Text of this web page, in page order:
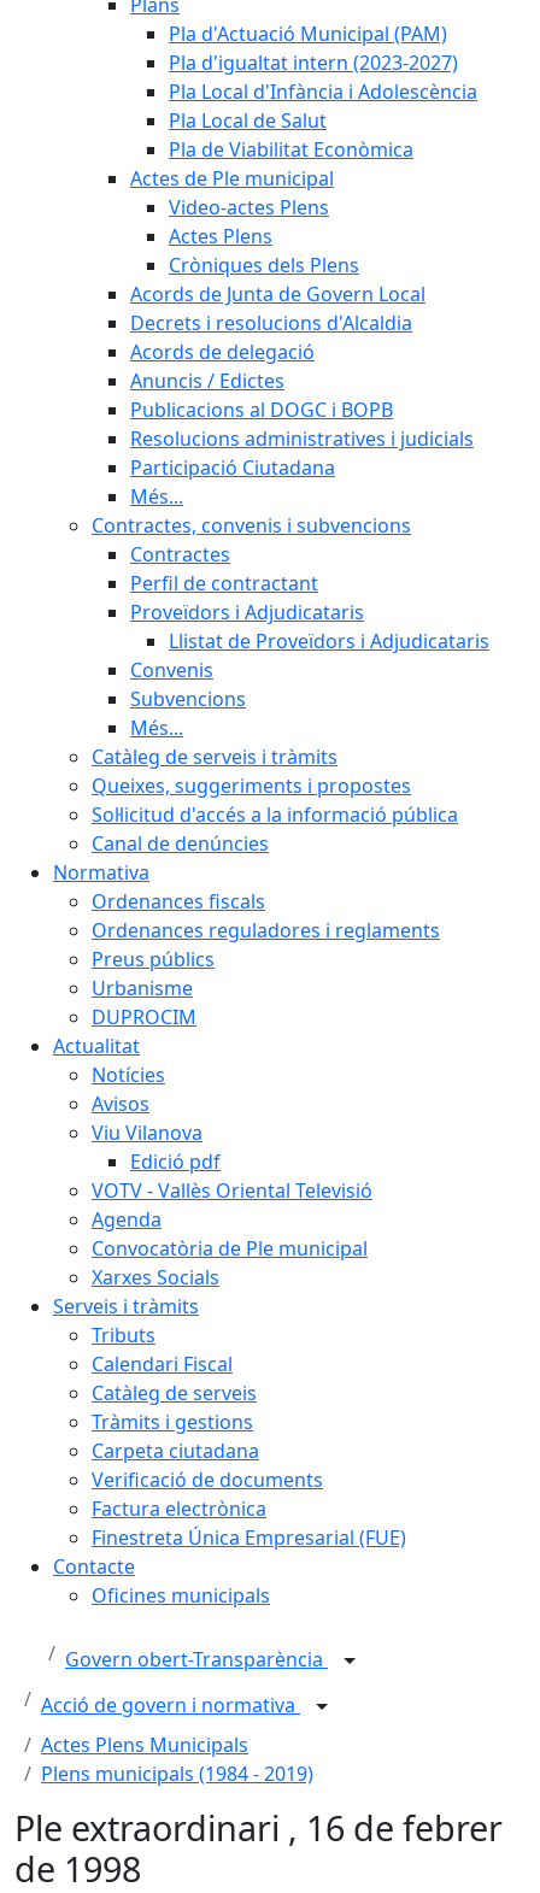
Pla d'Actuació Municipal (PAM)
Pla d'igualtat intern (2023-2027)
Pla Local d'Infància i Adolescència
Pla Local de Salut
Pla de Viabilitat Econòmica
Actes de Ple municipal
Video-actes Plens
Actes Plens
Cròniques dels Plens
Acords de Junta de Govern Local
Decrets i resolucions d'Alcaldia
Acords de delegació
Anuncis / Edictes
Publicacions al DOGC i BOPB
Resolucions administratives i judicials
Participació Ciutadana
Més...
Contractes, convenis i subvencions
Contractes
Perfil de contractant
Proveïdors i Adjudicataris
Llistat de Proveïdors i Adjudicataris
Convenis
Subvencions
Més...
Catàleg de serveis i tràmits
Queixes, suggeriments i propostes
Sol·licitud d'accés a la informació pública
Canal de denúncies
Normativa
Ordenances fiscals
Ordenances reguladores i reglaments
Preus públics
Urbanisme
DUPROCIM
Actualitat
Notícies
Avisos
Viu Vilanova
Edició pdf
VOTV - Vallès Oriental Televisió
Agenda
Convocatòria de Ple municipal
Xarxes Socials
Serveis i tràmits
Tributs
Calendari Fiscal
Catàleg de serveis
Tràmits i gestions
Carpeta ciutadana
Verificació de documents
Factura electrònica
Finestreta Única Empresarial (FUE)
Contacte
Oficines municipals
Govern obert-Transparència
Acció de govern i normativa
Actes Plens Municipals
Plens municipals (1984 - 2019)
Ple extraordinari , 16 de febrer
de 1998